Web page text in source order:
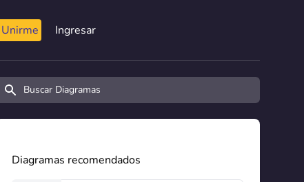
Unirme Ingresar
diagramas y manuales
Diagramas recomendados